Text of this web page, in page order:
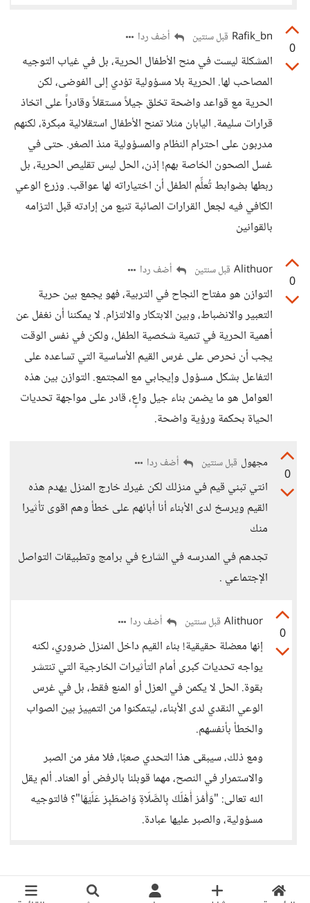
0
Rafik_bn قبل سنتين أضف ردا
المشكلة ليست في منح الأطفال الحرية، بل في غياب التوجيه
المصاحب لها. الحرية بلا مسؤولية تؤدي إلى الفوضى، لكن
الحرية مع قواعد واضحة تخلق جيلاً مستقلاً وقادراً على اتخاذ
قرارات سليمة. اليابان مثلا تمنح الأطفال استقلالية مبكرة، لكنهم
مدربون على احترام النظام والمسؤولية منذ الصغر. حتى في
غسل الصحون الخاصة بهم! إذن، الحل ليس تقليص الحرية، بل
ربطها بضوابط تُعلِّم الطفل أن اختياراته لها عواقب. وزرع الوعي
الكافي فيه لجعل القرارات الصائبة تنبع من إرادته قبل التزامه
بالقوانين
0
Alithuor قبل سنتين أضف ردا
التوازن هو مفتاح النجاح في التربية، فهو يجمع بين حرية
التعبير والانضباط، وبين الابتكار والالتزام. لا يمكننا أن نغفل عن
أهمية الحرية في تنمية شخصية الطفل، ولكن في نفس الوقت
يجب أن نحرص على غرس القيم الأساسية التي تساعده على
التفاعل بشكل مسؤول وإيجابي مع المجتمع. التوازن بين هذه
العوامل هو ما يضمن بناء جيل واعٍ، قادر على مواجهة تحديات
الحياة بحكمة ورؤية واضحة.
0
مجهول قبل سنتين أضف ردا
انتي تبني قيم في منزلك لكن غيرك خارج المنزل يهدم هذه
القيم ويرسخ لدى الأبناء أنا أبائهم على خطأ وهم اقوى تأثيرا
منك
تجدهم في المدرسه في الشارع في برامج وتطبيقات التواصل
الإجتماعي .
0
Alithuor قبل سنتين أضف ردا
إنها معضلة حقيقية! بناء القيم داخل المنزل ضروري، لكنه
يواجه تحديات كبرى أمام التأثيرات الخارجية التي تنتشر
بقوة. الحل لا يكمن في العزل أو المنع فقط، بل في غرس
الوعي النقدي لدى الأبناء، ليتمكنوا من التمييز بين الصواب
والخطأ بأنفسهم.
ومع ذلك، سيبقى هذا التحدي صعبًا، فلا مفر من الصبر
والاستمرار في النصح، مهما قوبلنا بالرفض أو العناد. ألم يقل
الله تعالى: "وَأْمُرْ أَهْلَكَ بِالصَّلَاةِ وَاصْطَبِرْ عَلَيْهَا"؟ فالتوجيه
مسؤولية، والصبر عليها عبادة.